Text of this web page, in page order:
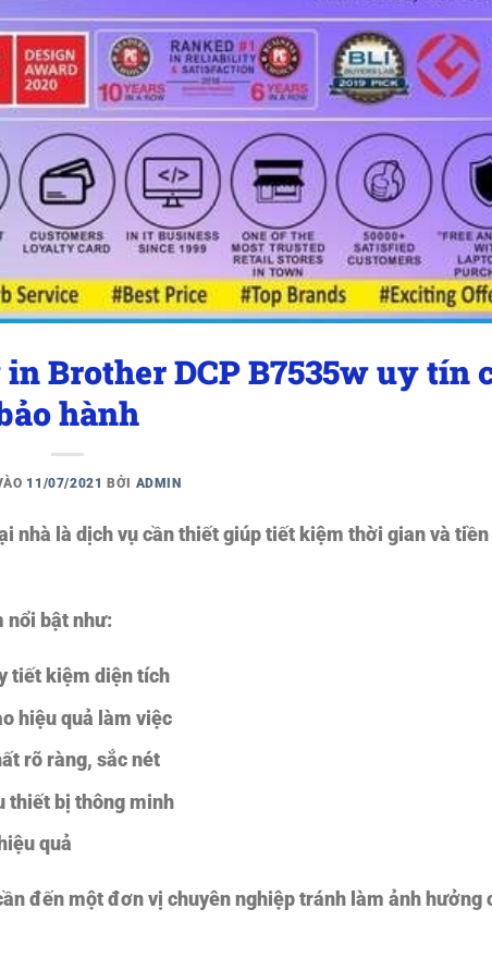
Brother DCP B7535w uy tín
hành
11/07/2021 BỞI ADMIN
nhà là dịch vụ cần thiết giúp tiết kiệm thời gian và tiền
nổi bật như:
tiết kiệm diện tích
hiệu quả làm việc
rõ ràng, sắc nét
thiết bị thông minh
quả
đến một đơn vị chuyên nghiệp tránh làm ảnh hưởng